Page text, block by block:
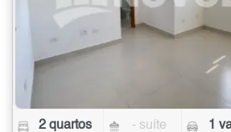
2 quartos - suíte 1